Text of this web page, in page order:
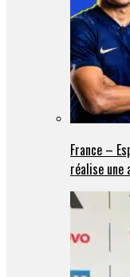
France –
réalise une